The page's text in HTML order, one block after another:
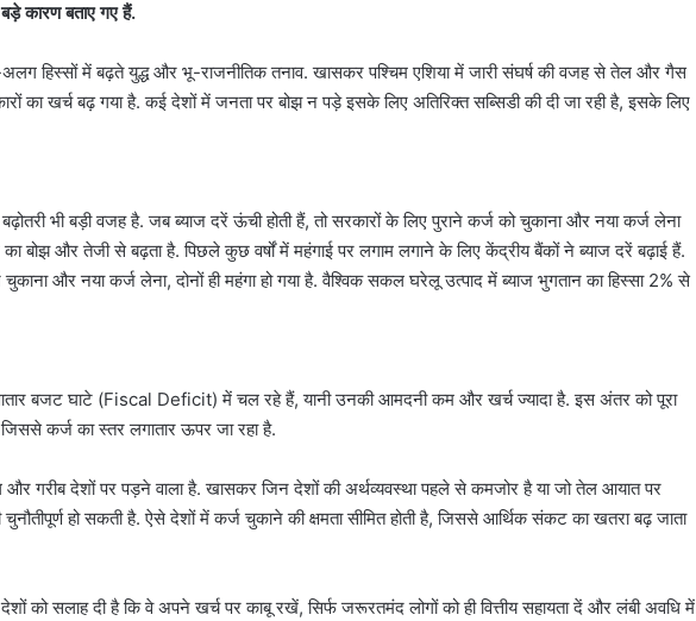
कारण बताए गए हैं.
हिस्सों में बढ़ते युद्ध और भू-राजनीतिक तनाव. खासकर पश्चिम एशिया में जारी संघर्ष की वजह से तेल और गैस
का खर्च बढ़ गया है. कई देशों में जनता पर बोझ न पड़े इसके लिए अतिरिक्त सब्सिडी की दी जा रही है, इसके लिए
भी बड़ी वजह है. जब ब्याज दरें ऊंची होती हैं, तो सरकारों के लिए पुराने कर्ज को चुकाना और नया कर्ज लेना
बोझ और तेजी से बढ़ता है. पिछले कुछ वर्षों में महंगाई पर लगाम लगाने के लिए केंद्रीय बैंकों ने ब्याज दरें बढ़ाई हैं.
और नया कर्ज लेना, दोनों ही महंगा हो गया है. वैश्विक सकल घरेलू उत्पाद में ब्याज भुगतान का हिस्सा 2% से
बजट घाटे (Fiscal Deficit) में चल रहे हैं, यानी उनकी आमदनी कम और खर्च ज्यादा है. इस अंतर को पूरा
कर्ज का स्तर लगातार ऊपर जा रहा है.
और गरीब देशों पर पड़ने वाला है. खासकर जिन देशों की अर्थव्यवस्था पहले से कमजोर है या जो तेल आयात पर
हो सकती है. ऐसे देशों में कर्ज चुकाने की क्षमता सीमित होती है, जिससे आर्थिक संकट का खतरा बढ़ जाता
को सलाह दी है कि वे अपने खर्च पर काबू रखें, सिर्फ जरूरतमंद लोगों को ही वित्तीय सहायता दें और लंबी अवधि में